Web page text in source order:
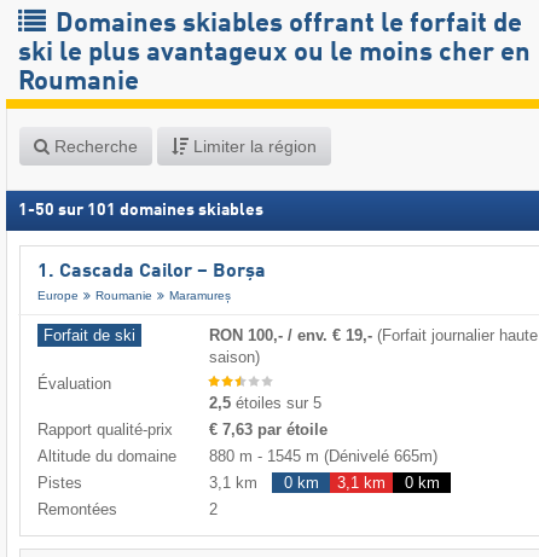
Domaines skiables offrant le forfait de
ski le plus avantageux ou le moins cher en
Roumanie
Recherche Limiter la région
1 -50 sur 101 domaines skiables
1. Cascada Cailor – Borșa
Europe Roumanie Maramureș
Forfait de ski RON 100,- / env. € 19,- (Forfait journalier haute
saison)
Évaluation
2,5 étoiles sur 5
Rapport qualité-prix
€ 7,63 par étoile
Altitude du domaine
880 m - 1545 m (Dénivelé 665m)
Pistes
3,1 km 0 km 3,1 km
0 km
Remontées
2